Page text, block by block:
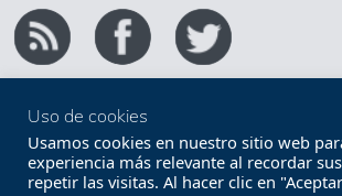
Copyright FEMP
Términos legales
Política
Uso de cookies
Usamos cookies en nuestro sitio web
experiencia más relevante al recordar
repetir las visitas. Al hacer clic en